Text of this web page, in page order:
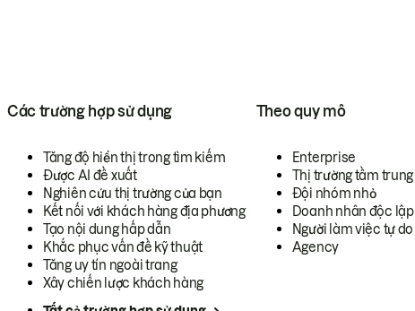
Các trường hợp sử dụng
Tăng độ hiển thị trong tìm kiếm
Được AI đề xuất
Nghiên cứu thị trường của bạn
Kết nối với khách hàng địa phương
Tạo nội dung hấp dẫn
Khắc phục vấn đề kỹ thuật
Tăng uy tín ngoài trang
Xây chiến lược khách hàng
Theo quy mô
Enterprise
Thị trường tầm trung
Đội nhóm nhỏ
Doanh nhân độc lập
Người làm việc tự do
Agency